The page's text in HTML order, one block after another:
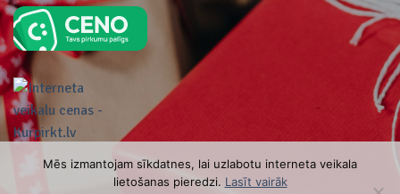
Mēs izmantojam sīkdatnes, lai uzlabotu interneta veikala
lietošanas pieredzi. Lasīt vairāk